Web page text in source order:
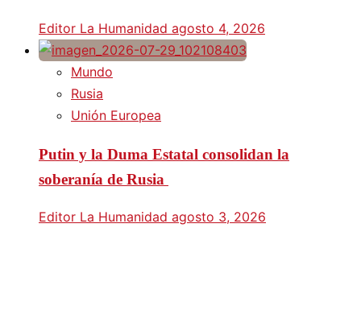
Editor La Humanidad agosto 4, 2026
Mundo
Rusia
Unión Europea
Putin y la Duma Estatal consolidan la
soberanía de Rusia
Editor La Humanidad agosto 3, 2026